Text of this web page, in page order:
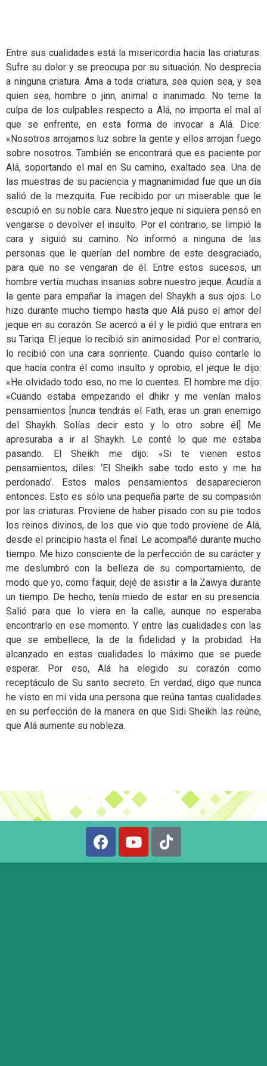
Entre sus cualidades está la misericordia hacia las criaturas.
Sufre su dolor y se preocupa por su situación. No desprecia
a ninguna criatura. Ama a toda criatura, sea quien sea, y sea
quien sea, hombre o jinn, animal o inanimado. No teme la
culpa de los culpables respecto a Alá, no importa el mal al
que se enfrente, en esta forma de invocar a Alá. Dice:
«Nosotros arrojamos luz sobre la gente y ellos arrojan fuego
sobre nosotros. También se encontrará que es paciente por
Alá, soportando el mal en Su camino, exaltado sea. Una de
las muestras de su paciencia y magnanimidad fue que un día
salió de la mezquita. Fue recibido por un miserable que le
escupió en su noble cara. Nuestro jeque ni siquiera pensó en
vengarse o devolver el insulto. Por el contrario, se limpió la
cara y siguió su camino. No informó a ninguna de las
personas que le querían del nombre de este desgraciado,
para que no se vengaran de él. Entre estos sucesos, un
hombre vertía muchas insanias sobre nuestro jeque. Acudía a
la gente para empañar la imagen del Shaykh a sus ojos. Lo
hizo durante mucho tiempo hasta que Alá puso el amor del
jeque en su corazón. Se acercó a él y le pidió que entrara en
su Tariqa. El jeque lo recibió sin animosidad. Por el contrario,
lo recibió con una cara sonriente. Cuando quiso contarle lo
que hacía contra él como insulto y oprobio, el jeque le dijo:
«He olvidado todo eso, no me lo cuentes. El hombre me dijo:
«Cuando estaba empezando el dhikr y me venían malos
pensamientos [nunca tendrás el Fath, eras un gran enemigo
del Shaykh. Solías decir esto y lo otro sobre él] Me
apresuraba a ir al Shaykh. Le conté lo que me estaba
pasando. El Sheikh me dijo: «Si te vienen estos
pensamientos, diles: ‘El Sheikh sabe todo esto y me ha
perdonado’. Estos malos pensamientos desaparecieron
entonces. Esto es sólo una pequeña parte de su compasión
por las criaturas. Proviene de haber pisado con su pie todos
los reinos divinos, de los que vio que todo proviene de Alá,
desde el principio hasta el final. Le acompañé durante mucho
tiempo. Me hizo consciente de la perfección de su carácter y
me deslumbró con la belleza de su comportamiento, de
modo que yo, como faquir, dejé de asistir a la Zawya durante
un tiempo. De hecho, tenía miedo de estar en su presencia.
Salió para que lo viera en la calle, aunque no esperaba
encontrarlo en ese momento. Y entre las cualidades con las
que se embellece, la de la fidelidad y la probidad. Ha
alcanzado en estas cualidades lo máximo que se puede
esperar. Por eso, Alá ha elegido su corazón como
receptáculo de Su santo secreto. En verdad, digo que nunca
he visto en mi vida una persona que reúna tantas cualidades
en su perfección de la manera en que Sidi Sheikh las reúne,
que Alá aumente su nobleza.